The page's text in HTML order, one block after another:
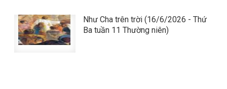
Như Cha trên trời (16/6/2026 - Thứ
Ba tuần 11 Thường niên)